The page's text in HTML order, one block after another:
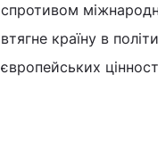
спротивом
втягне країну в
європейських